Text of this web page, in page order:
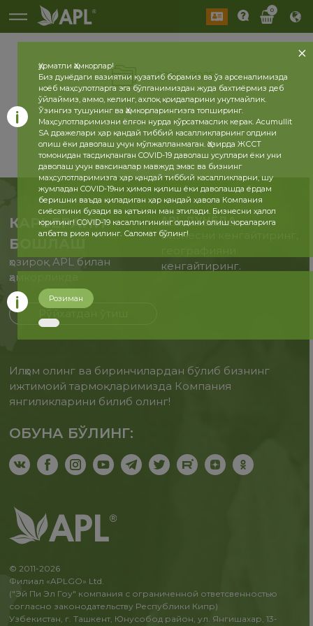
0
2026 2025
КАРЬЕРАНИ
БОШЛАШ
ҳозироқ APL билан
ҳамкорликда
APL ДУНЁДА
Бизнесни кенгайтиринг,
кенгайтиринг.
Илҳом олинг ва биринчилардан бўлиб бизнинг
ижтимоий тармоқларимизда Компания
янгиликларини билиб олинг!
ОБУНА БЎЛИНГ:
© 2011-2026
Филиал «APLGO» Ltd.
("Эй Пи Эл Гоу" компания с ограниченной ответсвенностью
согласно законодательству Республики Кипр)
Узбекистан, г. Ташкент, Юнусобод район, ул. Янгишахар, 13-
Ҳурматли Ҳамкорлар!
Биз дунёдаги вазиятни кузатиб борамиз ва ўз арсеналимизда
ноёб маҳсулотларга эга бўлганимиздан жуда бахтиёрмиз деб
ўйлаймиз, аммо, келинг, ахлоқ қоидаларини унутмайлик.
Ўзингиз тушунинг ва Ҳамкорларингизга топширинг.
Маҳсулотларимизни ёлғон нурда кўрсатмаслик керак. Acumullit
SA дражелари ҳар қандай тиббий касалликларнинг олдини
олиш ёки даволаш учун мўлжалланмаган. Ҳозирда ЖССТ
томонидан тасдиқланган COVID-19 даволаш усуллари ёки уни
даволаш учун ваксиналар мавжуд эмас ва бизнинг
маҳсулотларимизга ҳар қандай тиббий касалликларни, шу
жумладан COVID-19ни ҳимоя қилиш ёки даволашда ёрдам
беришни ваъда қиладиган ҳар қандай ҳавола Компания
сиёсатини бузади ва қатъиян ман этилади. Бизнесни ҳалол
юритинг! COVID-19 касаллигининг олдини олиш чораларига
албатта риоя қилинг. Саломат бўлинг!
Розиман